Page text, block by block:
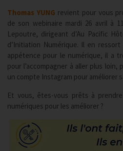
Thomas YUNG revient pour vous
de son webinaire mardi 26 avril à
Lepoutre, dirigeant d’Au Pacific
d’Initiation Numérique. Il en
appétence pour le numérique, il a
pour l’accompagner à aller plus
un compte Instagram pour améliorer
Et vous, êtes-vous prêts à
numériques pour les améliorer ?